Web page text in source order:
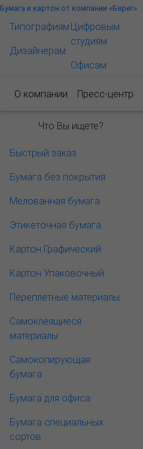
Бумага и картон от компании «Берег»
Типографиям
Дизайнерам
Цифровым
студиям
Офисам
О компании Пресс-центр
Что Вы ищете?
Быстрый заказ
Бумага без покрытия
Мелованная бумага
Этикеточная бумага
Картон Графический
Картон Упаковочный
Переплетные материалы
Самоклеящиеся
материалы
Самокопирующая
бумага
Бумага для офиса
Бумага специальных
сортов